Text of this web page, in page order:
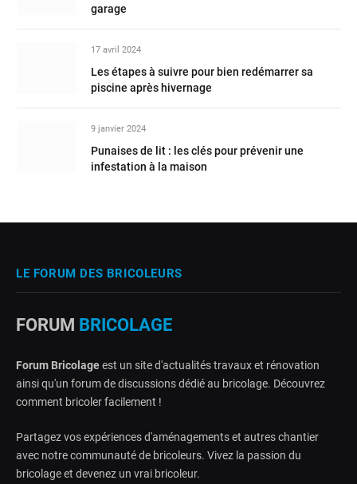
garage
17 avril 2024
Les étapes à suivre pour bien redémarrer sa
piscine après hivernage
9 janvier 2024
Punaises de lit : les clés pour prévenir une
infestation à la maison
LE FORUM DES BRICOLEURS
FORUM BRICOLAGE
Forum Bricolageest un site d'actualités travaux et rénovation
ainsi qu'un forum de discussions dédié au bricolage. Découvrez
comment bricoler facilement !
Partagez vos expériences d'aménagements et autres chantier
avec notre communauté de bricoleurs. Vivez la passion du
bricolage et devenez un vrai bricoleur.